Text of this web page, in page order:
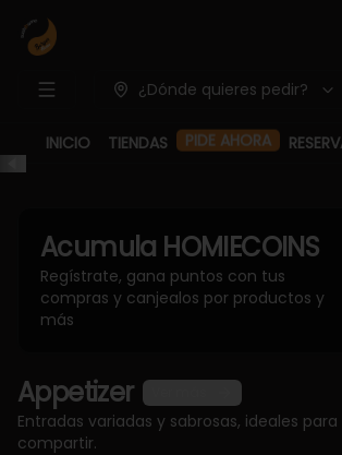
¿Dónde quieres pedir?
INICIO TIENDAS PIDE AHORA
Acumula HOMIECOINS
Regístrate, gana puntos con tus
compras y canjealos por productos y
más
Appetizer
Entradas variadas y sabrosas, ideales
compartir.